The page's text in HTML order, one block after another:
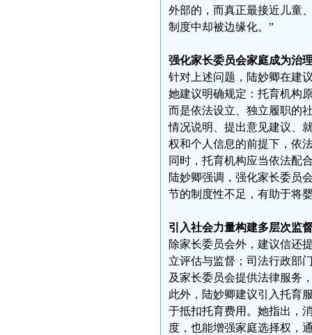
外部的，而真正最接近儿童
制度中却被边缘化。”
强化家长委员会家庭成为治
针对上述问题，陆妙卿在建
她建议明确规定：托育机构
而是依法设立、独立履职的
情况说明、提出意见建议、
权和个人信息的前提下，依
同时，托育机构应当依法配
陆妙卿强调，强化家长委员
节的制度性不足，有助于将
引入社会力量构建多层次监
除家长委员会外，建议信还
立评估与监督；司法行政部
及家长委员会提供法律服务
此外，陆妙卿建议引入托育
于抵扣托育费用。她指出，
度，也能增强家庭选择权，